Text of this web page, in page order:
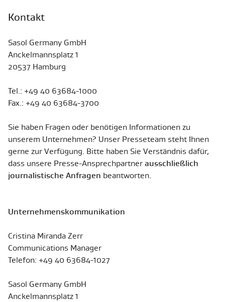
Kontakt
Sasol Germany GmbH
Anckelmannsplatz 1
20537 Hamburg
Tel.: +49 40 63684-1000
Fax.: +49 40 63684-3700
Sie haben Fragen oder benötigen Informationen zu
unserem Unternehmen? Unser Presseteam steht Ihnen
gerne zur Verfügung. Bitte haben Sie Verständnis dafür,
dass unsere Presse-Ansprechpartner ausschließlich
journalistische Anfragen beantworten.
Unternehmenskommunikation
Cristina Miranda Zerr
Communications Manager
Telefon: +49 40 63684-1027
Sasol Germany GmbH
Anckelmannsplatz 1